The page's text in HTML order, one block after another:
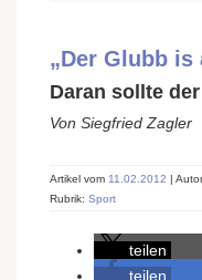
„Der Glubb is
Daran sollte
Von Siegfried Zagler
Artikel vom 11.02.2012 |
Rubrik: Sport
teilen
teilen